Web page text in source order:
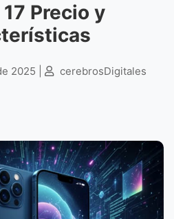
Precio y
2025 | cerebrosDigitales